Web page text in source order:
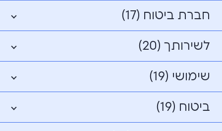
חברת ביטוח (17)
לשירותך (20)
שימושי (19)
ביטוח (19)